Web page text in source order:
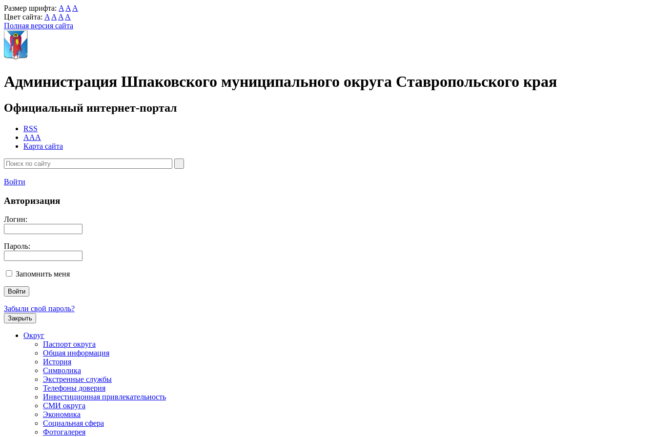
Размер шрифта: A A A
Цвет сайта: A A A A
Полная версия сайта
Администрация Шпаковского муниципального округа Ставропольского края
Официальный интернет-портал
RSS
AAA
Карта сайта
Войти
Авторизация
Логин:
Пароль:
Запомнить меня
Забыли свой пароль?
Закрыть
Округ
Паспорт округа
Общая информация
История
Символика
Экстренные службы
Телефоны доверия
Инвестиционная привлекательность
СМИ округа
Экономика
Социальная сфера
Фотогалерея